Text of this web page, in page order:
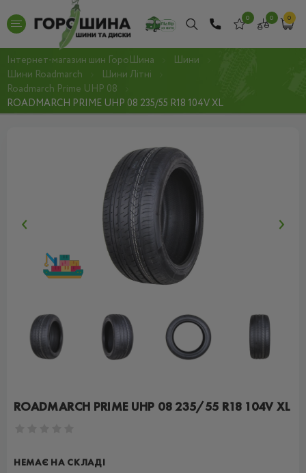
0 0 0
Інтернет-магазин шин ГороШина
Шини
Шини Roadmarch
Шини Літні
Roadmarch Prime UHP 08
ROADMARCH PRIME UHP 08 235/55 R18 104V XL
ROADMARCH PRIME UHP 08 235/55 R18 104V XL
НЕМАЄ НА СКЛАДІ